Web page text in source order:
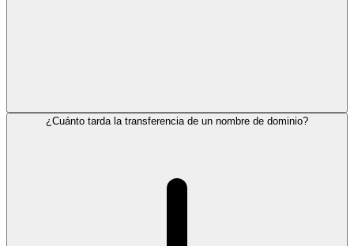
¿Cuánto tarda la transferencia de un nombre de dominio?